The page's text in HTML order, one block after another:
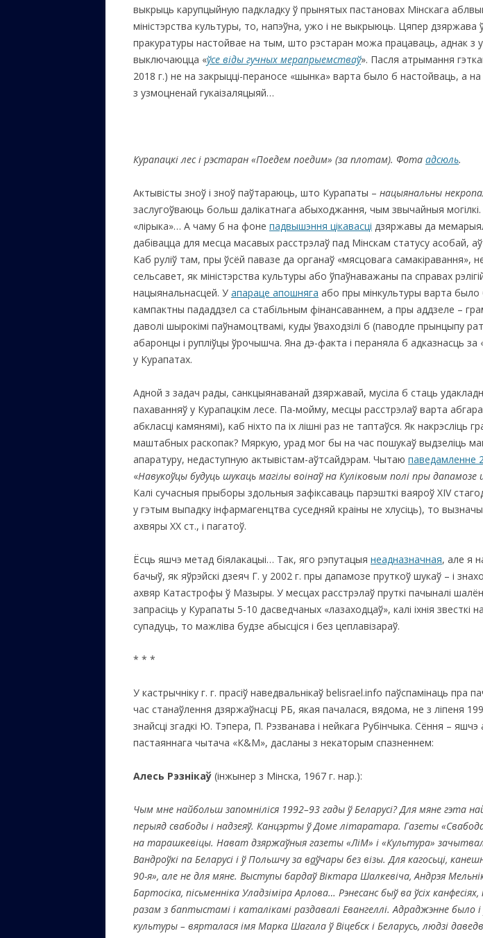
выкрыць карупцыйную падкладку ў прынятых пастановах Мінскага
міністэрства культуры, то, напэўна, ужо і не выкрыюць. Цяпер дзяржава
пракуратуры настойвае на тым, што рэстаран можа працаваць, аднак з
выключаюцца «ўсе віды гучных мерапрыемстваў». Пасля атрымання
2018 г.) не на закрыцці-пераносе «шынка» варта было б настойваць, а на
з узмоцненай гукаізаляцыяй…
Курапацкі лес і рэстаран «Поедем поедим» (за плотам). Фота адсюль.
Актывісты зноў і зноў паўтараюць, што Курапаты – нацыянальны
заслугоўваюць больш далікатнага абыходжання, чым звычайныя
«лірыка»… А чаму б на фоне падвышэння цікавасці дзяржавы да
дабівацца для месца масавых расстрэлаў пад Мінскам статусу асобай,
Каб руліў там, пры ўсёй павазе да органаў «мясцовага самакіравання»,
сельсавет, як міністэрства культуры або ўпаўнаважаны па справах
нацыянальнасцей. У апараце апошняга або пры мінкультуры варта было
кампактны пададдзел са стабільным фінансаваннем, а пры аддзеле –
даволі шырокімі паўнамоцтвамі, куды ўваходзілі б (паводле прынцыпу
абаронцы i рупліўцы ўрочышча. Яна дэ-факта і пераняла б адказнасць за
у Курапатах.
Адной з задач рады, санкцыянаванай дзяржавай, мусіла б стаць
пахаванняў у Курапацкім лесе. Па-мойму, месцы расстрэлаў варта
абкласці камянямі), каб ніхто па іх лішні раз не таптаўся. Як накрэсліць
маштабных раскопак? Мяркую, урад мог бы на час пошукаў выдзеліць
апаратуру, недаступную актывістам-аўтсайдэрам. Чытаю паведамленне
«Навукоўцы будуць шукаць магілы воінаў на Куліковым полі пры дапамозе
Калі сучасныя прыборы здольныя зафіксаваць парэшткі ваяроў XIV
у гэтым выпадку інфармагенцтва суседняй краіны не хлусіць), то
ахвяры ХХ ст., і пагатоў.
Ёсць яшчэ метад біялакацыі… Так, яго рэпутацыя неадназначная, але я
бачыў, як яўрэйскі дзеяч Г. у 2002 г. пры дапамозе пруткоў шукаў – і
ахвяр Катастрофы ў Мазыры. У месцах расстрэлаў пруткі пачыналі
запрасіць у Курапаты 5-10 дасведчаных «лазаходцаў», калі іхнія звесткі
супадуць, то мажліва будзе абысціся і без цеплавізараў.
* * *
У кастрычніку г. г. прасіў наведвальнікаў belisrael.info паўспамінаць пра
час станаўлення дзяржаўнасці РБ, якая пачалася, вядома, не з ліпеня
знайсці згадкі Ю. Тэпера, П. Рэзванава і нейкага Рубінчыка. Сёння – яшчэ
пастаяннага чытача «К&М», дасланы з некаторым спазненнем:
Алесь Рэзнікаў (інжынер з Мінска, 1967 г. нар.):
Чым мне найбольш запомніліся 1992–93 гады ў Беларусі? Для мяне гэта
перыяд свабоды і надзеяў. Канцэрты ў Доме літаратара. Газеты
на тарашкевіцы. Нават дзяржаўныя газеты «ЛіМ» і «Культура»
Вандроўкі па Беларусі і ў Польшчу за ваўчары без візы. Для кагосьці,
90-я», але не для мяне. Выступы бардаў Віктара Шалкевіча, Андрэя
Бартосіка, пісьменніка Уладзіміра Арлова… Рэнесанс быў ва ўсіх
разам з баптыстамі і каталікамі раздавалі Евангеллі. Адраджэнне было і
культуры – вярталася імя Марка Шагала ў Віцебск і Беларусь, людзі